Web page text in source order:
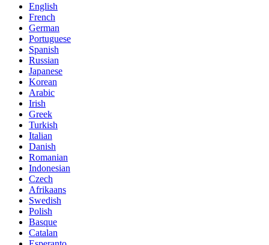
English
French
German
Portuguese
Spanish
Russian
Japanese
Korean
Arabic
Irish
Greek
Turkish
Italian
Danish
Romanian
Indonesian
Czech
Afrikaans
Swedish
Polish
Basque
Catalan